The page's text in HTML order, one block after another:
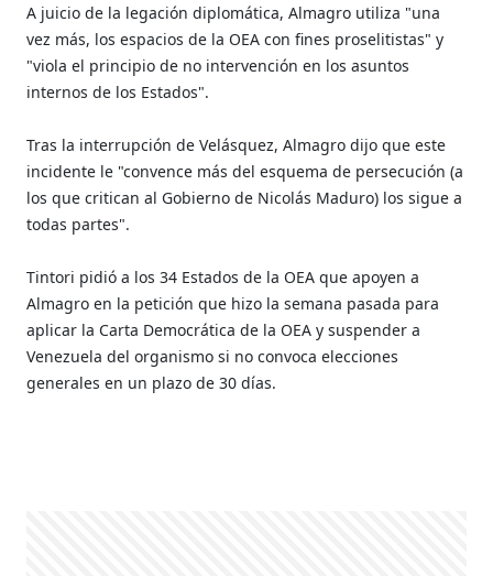
A juicio de la legación diplomática, Almagro utiliza "una
vez más, los espacios de la OEA con fines proselitistas" y
"viola el principio de no intervención en los asuntos
internos de los Estados".
Tras la interrupción de Velásquez, Almagro dijo que este
incidente le "convence más del esquema de persecución (a
los que critican al Gobierno de Nicolás Maduro) los sigue a
todas partes".
Tintori pidió a los 34 Estados de la OEA que apoyen a
Almagro en la petición que hizo la semana pasada para
aplicar la Carta Democrática de la OEA y suspender a
Venezuela del organismo si no convoca elecciones
generales en un plazo de 30 días.